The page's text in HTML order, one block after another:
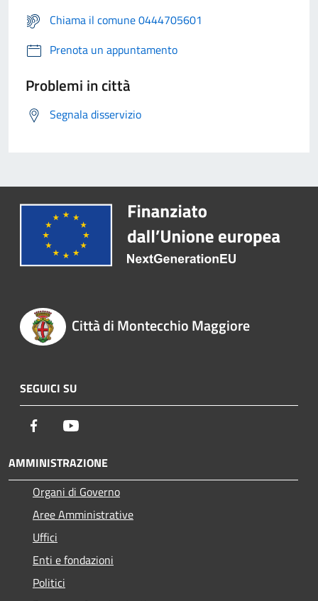
Chiama il comune 0444705601
Prenota un appuntamento
Problemi in città
Segnala disservizio
Città di Montecchio Maggiore
SEGUICI SU
Facebook
AMMINISTRAZIONE
Organi di Governo
Aree Amministrative
Uffici
Enti e fondazioni
Politici